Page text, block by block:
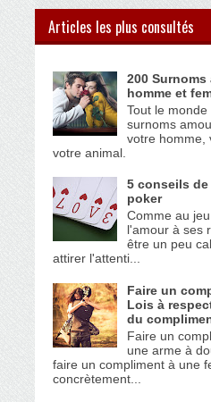
Articles les plus consultés
200
homme et
Tout le
surnoms
votre homme,
votre animal.
5 conseils
poker
Comme au
l'amour à ses
être un peu
attirer l'attenti...
Faire un
Lois à
du
Faire un
une arme à
faire un compliment à une
concrètement...